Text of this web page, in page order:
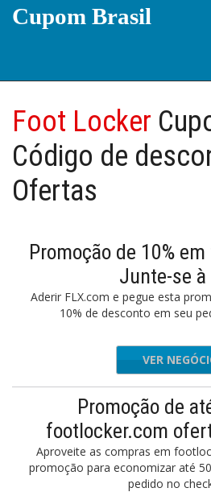
Cupom Brasil
Foot Locker
Código de
Ofertas
Promoção de 10%
Junte-se à
Aderir FLX.com e pegue esta
10% de desconto em seu
VER
Promoção de
footlocker.com
Aproveite as compras em
promoção para economizar até
pedido no